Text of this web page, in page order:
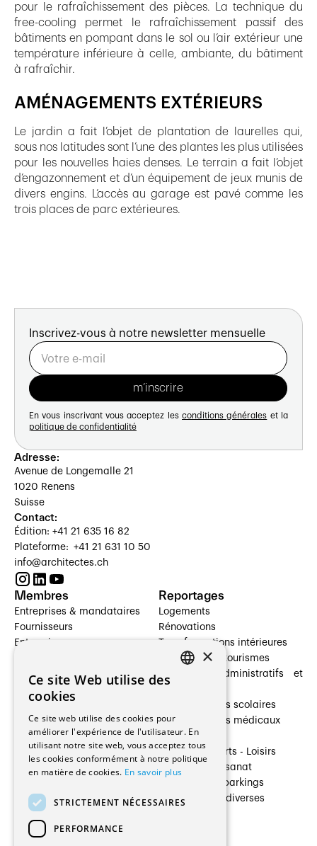
pour le rafraîchissement des pièces. La technique du
free-cooling permet le rafraîchissement passif des
bâtiments en pompant dans le sol ou l’air extérieur une
température inférieure à celle, ambiante, du bâtiment
à rafraîchir.
AMÉNAGEMENTS EXTÉRIEURS
Le jardin a fait l’objet de plantation de laurelles qui,
sous nos latitudes sont l’une des plantes les plus utilisées
pour les nouvelles haies denses. Le terrain a fait l’objet
d’engazonnement et d’un équipement de jeux munis de
divers engins. L’accès au garage est pavé comme les
trois places de parc extérieures.
Inscrivez-vous à notre newsletter mensuelle
En vous inscrivant vous acceptez les conditions générales et la
politique de confidentialité
Adresse:
Avenue de Longemalle 21
1020 Renens
Suisse
Contact:
Édition: +41 21 635 16 82
Plateforme: +41 21 631 10 50
info@architectes.ch
Membres
Entreprises & mandataires
Fournisseurs
Entreprises
Architectes paysagistes
Architectes d'intérieur
Entreprises générales
Ingénieurs et mandataires
Fabricants / Fournisseurs
Régies immobilières
Gestion PPE
Reportages
Logements
Rénovations
Transformations intérieures
Hôtelleries et tourismes
Bâtiments administratifs et
Établissements scolaires
Établissements médicaux
Villas
Cultures - Sports - Loisirs
Industrie - Artisanat
Transports et parkings
Constructions diverses
×
Ce site Web utilise des
cookies
Ce site web utilise des cookies pour
améliorer l'expérience de l'utilisateur. En
utilisant notre site web, vous acceptez tous
les cookies conformément à notre politique
en matière de cookies. En savoir plus
STRICTEMENT NÉCESSAIRES
PERFORMANCE